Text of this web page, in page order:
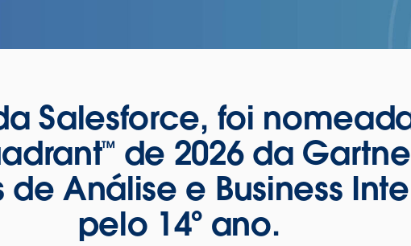
Salesforce, foi
de 2026 da
de Análise e Business
pelo 14º ano.